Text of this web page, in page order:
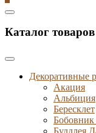
Catalog
Каталог товаров
Декоративные
Акация
Альбиция
Бересклет
Буддлея